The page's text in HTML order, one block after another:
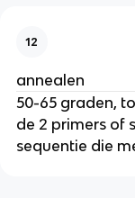
12
annealen
50-65 graden,
de 2 primers of
sequentie die